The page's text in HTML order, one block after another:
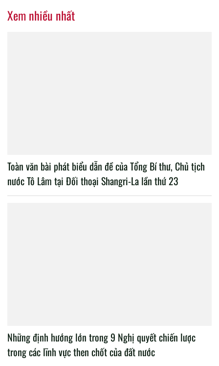
Xem nhiều nhất
Toàn văn bài phát biểu dẫn đề của Tổng Bí thư, Chủ tịch
nước Tô Lâm tại Đối thoại Shangri-La lần thứ 23
Những định hướng lớn trong 9 Nghị quyết chiến lược
trong các lĩnh vực then chốt của đất nước